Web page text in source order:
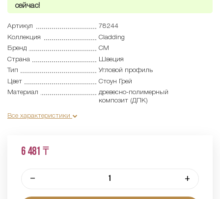
сейчас!
Артикул
78244
Коллекция
Cladding
Бренд
CM
Страна
Швеция
Тип
Угловой профиль
Цвет
Стоун Грей
Материал
древесно-полимерный
композит (ДПК)
Все характеристики
6 481 ₸
– +